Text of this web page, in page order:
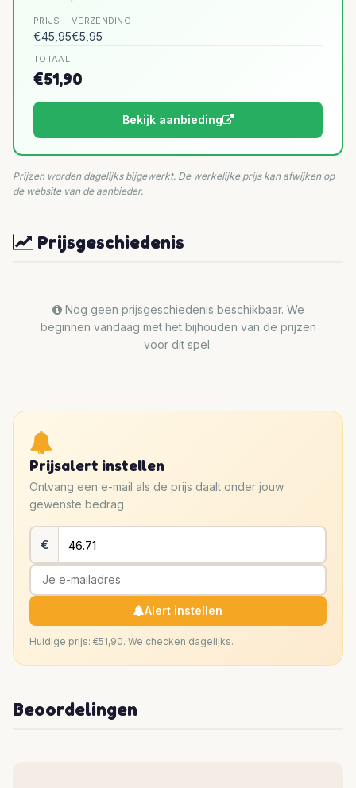
PRIJS
€45,95
VERZENDING
€5,95
TOTAAL
€51,90
Bekijk aanbieding
Prijzen worden dagelijks bijgewerkt. De werkelijke prijs kan afwijken op
de website van de aanbieder.
Prijsgeschiedenis
Nog geen prijsgeschiedenis beschikbaar. We
beginnen vandaag met het bijhouden van de prijzen
voor dit spel.
Prijsalert instellen
Ontvang een e-mail als de prijs daalt onder jouw
gewenste bedrag
€
Alert instellen
Huidige prijs: €51,90. We checken dagelijks.
Beoordelingen